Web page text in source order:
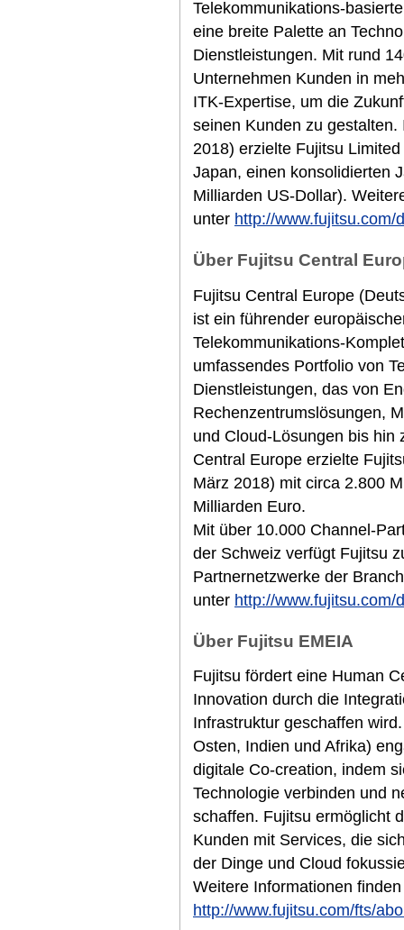
Telekommunikations-
eine breite Palette an
Dienstleistungen. Mit rund
Unternehmen Kunden in
ITK-Expertise, um die
seinen Kunden zu
2018) erzielte Fujitsu
Japan, einen konsolidierten
Milliarden US-Dollar).
unter http://www.fujitsu.com/
Über Fujitsu Central
Fujitsu Central Europe
ist ein führender
Telekommunikations-
umfassendes Portfolio von
Dienstleistungen, das von
Rechenzentrumslösungen,
und Cloud-Lösungen bis hin
Central Europe erzielte
März 2018) mit circa 2.800
Milliarden Euro.
Mit über 10.000 Channel-
der Schweiz verfügt Fujitsu
Partnernetzwerke der
unter http://www.fujitsu.com/
Über Fujitsu EMEIA
Fujitsu fördert eine Human
Innovation durch die
Infrastruktur geschaffen
Osten, Indien und Afrika)
digitale Co-creation, indem
Technologie verbinden und
schaffen. Fujitsu ermöglicht
Kunden mit Services, die
der Dinge und Cloud
Weitere Informationen
http://www.fujitsu.com/fts/